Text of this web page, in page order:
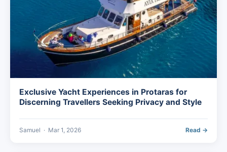
Exclusive Yacht Experiences in Protaras for
Discerning Travellers Seeking Privacy and Style
Samuel · Mar 1, 2026 Read →